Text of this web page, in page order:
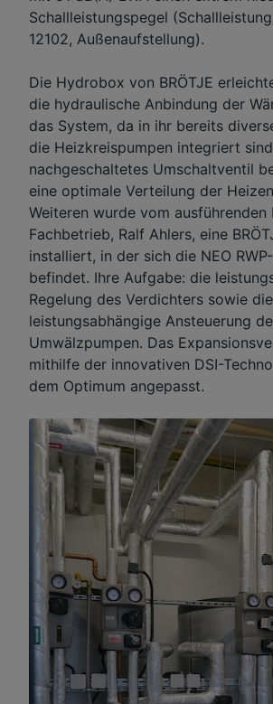
Schallleistungspegel
12102, Außenaufstellung).
Die Hydrobox von BRÖTJE
die hydraulische Anbindung der
das System, da in ihr bereits
die Heizkreispumpen integriert
nachgeschaltetes Umschaltventil
eine optimale Verteilung der
Weiteren wurde vom ausführenden
Fachbetrieb, Ralf Ahlers, eine
installiert, in der sich die NEO
befindet. Ihre Aufgabe: die
Regelung des Verdichters sowie die
leistungsabhängige Ansteuerung
Umwälzpumpen. Das
mithilfe der innovativen DSI-
dem Optimum angepasst.